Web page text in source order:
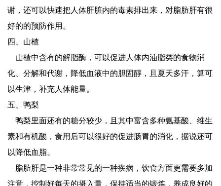
谢，还可以快速把人体肝脏内的毒素排出来，对脂肪肝有很
好的的预防作用。
四、山楂
山楂中含有的解脂酶，可以促进人体内油脂类的食物消
化、分解和代谢，降低血液中的胆固醇，且夏天多汗，算可
以生津，补充人体能量。
五、鸭梨
鸭梨里面还有的糖分较少，且其中富含多种氨基酸、维生
素和有机酸，食用后可以很好的促进肠胃的消化，据说还可
以降低血脂。
脂肪肝是一种非常常见的一种疾病，饮食方面更需要多加
注意，控制好每天的摄入量，保持适当的锻炼，养成良好的